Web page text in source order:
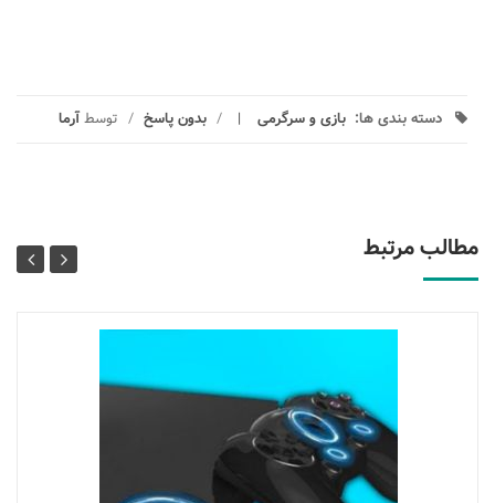
دسته بندی ها: بازی و سرگرمی / بدون پاسخ / توسطآرما
مطالب مرتبط